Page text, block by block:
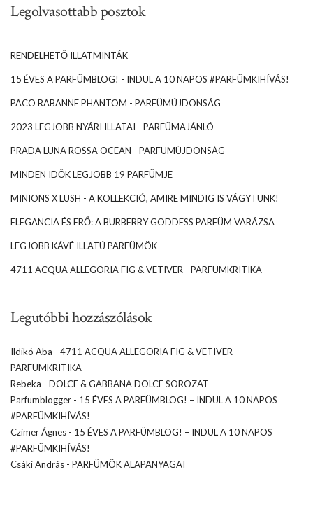
Legolvasottabb posztok
RENDELHETŐ ILLATMINTÁK
15 ÉVES A PARFÜMBLOG! - INDUL A 10 NAPOS #PARFÜMKIHÍVÁS!
PACO RABANNE PHANTOM - PARFÜMÚJDONSÁG
2023 LEGJOBB NYÁRI ILLATAI - PARFÜMAJÁNLÓ
PRADA LUNA ROSSA OCEAN - PARFÜMÚJDONSÁG
MINDEN IDŐK LEGJOBB 19 PARFÜMJE
MINIONS X LUSH - A KOLLEKCIÓ, AMIRE MINDIG IS VÁGYTUNK!
ELEGANCIA ÉS ERŐ: A BURBERRY GODDESS PARFÜM VARÁZSA
LEGJOBB KÁVÉ ILLATÚ PARFÜMÖK
4711 ACQUA ALLEGORIA FIG & VETIVER - PARFÜMKRITIKA
Legutóbbi hozzászólások
Ildikó Aba - 4711 ACQUA ALLEGORIA FIG & VETIVER –
PARFÜMKRITIKA
Rebeka - DOLCE & GABBANA DOLCE SOROZAT
Parfumblogger - 15 ÉVES A PARFÜMBLOG! – INDUL A 10 NAPOS
#PARFÜMKIHÍVÁS!
Czimer Ágnes - 15 ÉVES A PARFÜMBLOG! – INDUL A 10 NAPOS
#PARFÜMKIHÍVÁS!
Csáki András - PARFÜMÖK ALAPANYAGAI